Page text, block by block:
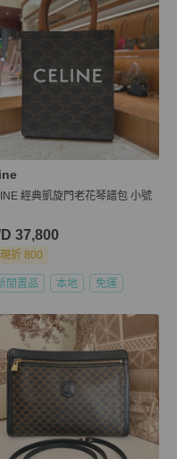
經典凱旋門老花琴譜包 小號
37,800
現折 800
閒置品 本地 免運